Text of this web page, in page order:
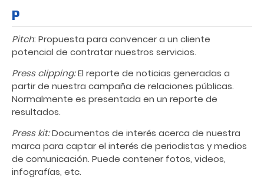
P
Pitch: Propuesta para convencer a un cliente
potencial de contratar nuestros servicios.
Press clipping:El reporte de noticias generadas a
partir de nuestra campaña de relaciones públicas.
Normalmente es presentada en un reporte de
resultados.
Press kit:Documentos de interés acerca de nuestra
marca para captar el interés de periodistas y medios
de comunicación. Puede contener fotos, videos,
infografías, etc.